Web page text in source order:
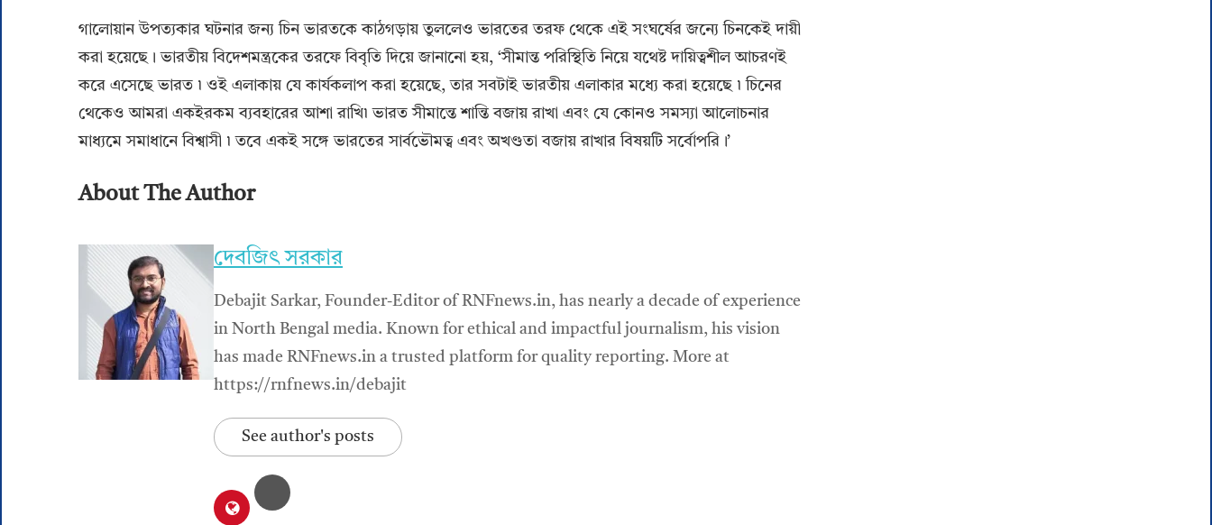
গালোয়ান উপত্যকার ঘটনার জন্য চিন ভারতকে কাঠগড়ায় তুললেও ভারতের তরফ থেকে এই সংঘর্ষের জন্যে চিনকেই দায়ী
করা হয়েছে। ভারতীয় বিদেশমন্ত্রকের তরফে বিবৃতি দিয়ে জানানো হয়, ‘সীমান্ত পরিস্থিতি নিয়ে যথেষ্ট দায়িত্বশীল আচরণই
করে এসেছে ভারত ৷ ওই এলাকায় যে কার্যকলাপ করা হয়েছে, তার সবটাই ভারতীয় এলাকার মধ্যে করা হয়েছে ৷ চিনের
থেকেও আমরা একইরকম ব্যবহারের আশা রাখি৷ ভারত সীমান্তে শান্তি বজায় রাখা এবং যে কোনও সমস্যা আলোচনার
মাধ্যমে সমাধানে বিশ্বাসী ৷ তবে একই সঙ্গে ভারতের সার্বভৌমত্ব এবং অখণ্ডতা বজায় রাখার বিষয়টি সর্বোপরি।’
About The Author
দেবজিৎ সরকার
Debajit Sarkar, Founder-Editor of RNFnews.in, has nearly a decade of experience
in North Bengal media. Known for ethical and impactful journalism, his vision
has made RNFnews.in a trusted platform for quality reporting. More at
https://rnfnews.in/debajit
See author's posts